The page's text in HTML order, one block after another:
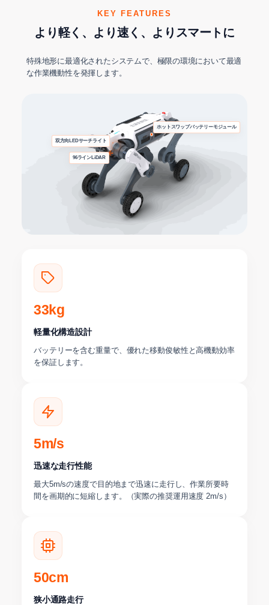
KEY FEATURES
より軽く、より速く、よりスマートに
特殊地形に最適化されたシステムで、極限の環境において最適
な作業機動性を発揮します。
96ラインLiDAR
双方向LEDサーチライト
ホットスワップバッテリーモジュール
33kg
軽量化構造設計
バッテリーを含む重量で、優れた移動俊敏性と高機動効率
を保証します。
5m/s
迅速な走行性能
最大5m/sの速度で目的地まで迅速に走行し、作業所要時
間を画期的に短縮します。（実際の推奨運用速度 2m/s）
50cm
狭小通路走行